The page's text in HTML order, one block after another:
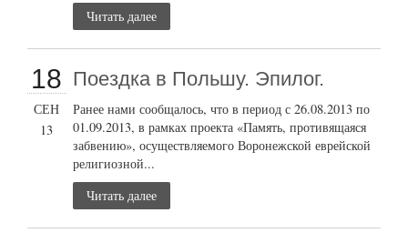
Читать далее
18
СЕН
13
Поездка в Польшу. Эпилог.
Ранее нами сообщалось, что в период с 26.08.2013 по
01.09.2013, в рамках проекта «Память, противящаяся
забвению», осуществляемого Воронежской еврейской
религиозной...
Читать далее